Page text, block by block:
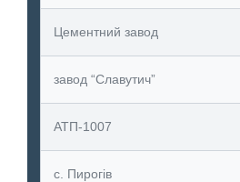
Цементний завод
завод “Славутич”
АТП-1007
с. Пирогів